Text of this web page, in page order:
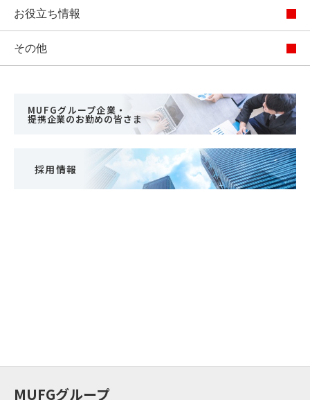
お役立ち情報
その他
MUFGグループ企業・
提携企業のお勤めの皆さま
採用情報
MUFGグループ